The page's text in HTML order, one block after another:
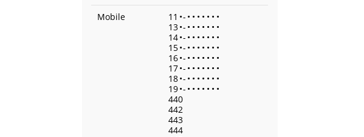
Mobile
11 •- • • • • • • •
13•- • • • • • • •
14•- • • • • • • •
15•- • • • • • • •
16•- • • • • • • •
17•- • • • • • • •
18•- • • • • • • •
19•- • • • • • • •
440
442
443
444